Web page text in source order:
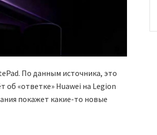
По данным источника, это
об «ответке» Huawei на Legion
покажет какие-то новые